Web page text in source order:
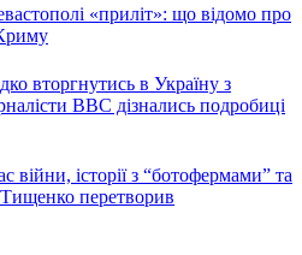
«приліт»: що відомо про
вторгнутись в Україну з
ВВС дізнались подробиці
війни, історії з “ботофермами” та
перетворив